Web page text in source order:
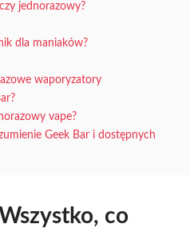
jednorazowy?
dla maniaków?
waporyzatory
vape?
Geek Bar i dostępnych
co